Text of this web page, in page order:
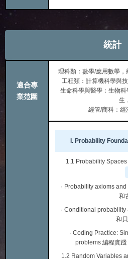
統計
適合專
業范圍
理科類：數學/應用數學
工程類：計算機科學與
生命科學與醫學：生物
生
經管/商科：經
I. Probability
1.1 Probability
· Probability axioms
和
· Conditional probability
和
· Coding Practice:
problems 編程實
1.2 Random Variables